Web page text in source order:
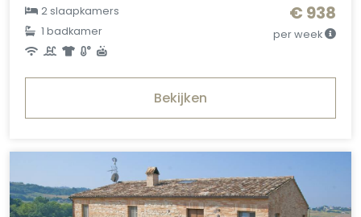
2 slaapkamers
1 badkamer
€ 938
per week
Bekijken